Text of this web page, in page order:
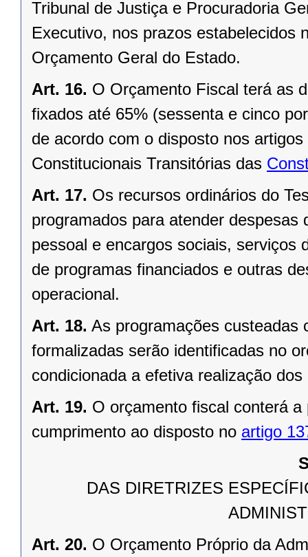
Tribunal de Justiça e Procuradoria
Executivo, nos prazos estabelecidos
Orçamento Geral do Estado.
Art. 16. O Orçamento Fiscal terá as
fixados até 65% (sessenta e cinco
de acordo com o disposto nos
Constitucionais Transitórias das
Art. 17. Os recursos ordinários do
programados para atender
pessoal e encargos sociais, serviços
de programas financiados e outras
operacional.
Art. 18. As programações custeadas
formalizadas serão identificadas no
condicionada a efetiva realização
Art. 19. O orçamento fiscal conterá
cumprimento ao disposto no artigo
DAS DIRETRIZES
Art. 20. O Orçamento Próprio da